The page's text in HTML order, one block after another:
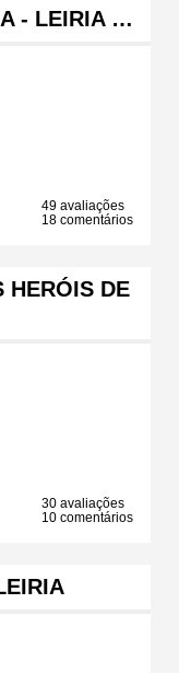
- LEIRIA …
49 avaliações
18 comentários
HERÓIS DE
30 avaliações
10 comentários